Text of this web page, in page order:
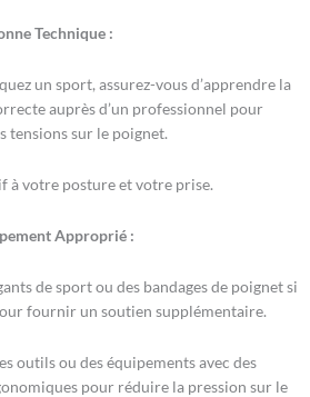
Technique :
un sport, assurez-vous d’apprendre la
auprès d’un professionnel pour
tensions sur le poignet.
à votre posture et votre prise.
Approprié :
de sport ou des bandages de poignet si
fournir un soutien supplémentaire.
outils ou des équipements avec des
pour réduire la pression sur le